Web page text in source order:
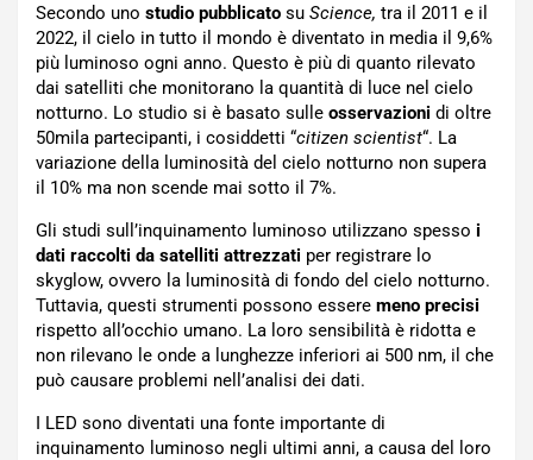
Secondo uno studio pubblicato su Science, tra il 2011 e il
2022, il cielo in tutto il mondo è diventato in media il 9,6%
più luminoso ogni anno. Questo è più di quanto rilevato
dai satelliti che monitorano la quantità di luce nel cielo
notturno. Lo studio si è basato sulle osservazioni di oltre
50mila partecipanti, i cosiddetti “citizen scientist“. La
variazione della luminosità del cielo notturno non supera
il 10% ma non scende mai sotto il 7%.
Gli studi sull’inquinamento luminoso utilizzano spesso i
dati raccolti da satelliti attrezzati per registrare lo
skyglow, ovvero la luminosità di fondo del cielo notturno.
Tuttavia, questi strumenti possono essere meno precisi
rispetto all’occhio umano. La loro sensibilità è ridotta e
non rilevano le onde a lunghezze inferiori ai 500 nm, il che
può causare problemi nell’analisi dei dati.
I LED sono diventati una fonte importante di
inquinamento luminoso negli ultimi anni, a causa del loro